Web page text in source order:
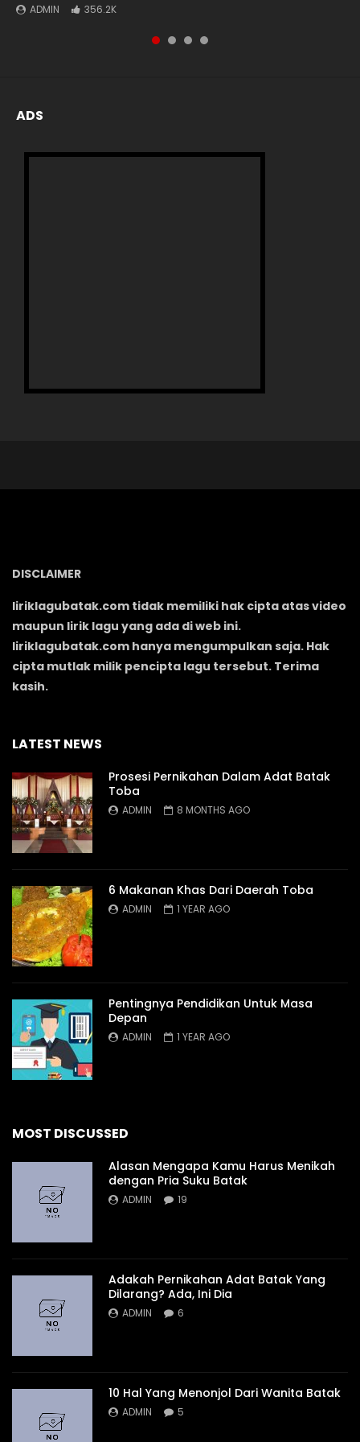
ADMIN 356.2K
ADMIN 72.6K
ADMIN 73
ADMIN 2
ADS
DISCLAIMER
liriklagubatak.com tidak memiliki hak cipta atas video
maupun lirik lagu yang ada di web ini.
liriklagubatak.com hanya mengumpulkan saja. Hak
cipta mutlak milik pencipta lagu tersebut. Terima
kasih.
LATEST NEWS
Prosesi Pernikahan Dalam Adat Batak
Toba
ADMIN 8 MONTHS AGO
6 Makanan Khas Dari Daerah Toba
ADMIN 1 YEAR AGO
Pentingnya Pendidikan Untuk Masa
Depan
ADMIN 1 YEAR AGO
MOST DISCUSSED
Alasan Mengapa Kamu Harus Menikah
dengan Pria Suku Batak
ADMIN 19
Adakah Pernikahan Adat Batak Yang
Dilarang? Ada, Ini Dia
ADMIN 6
10 Hal Yang Menonjol Dari Wanita Batak
ADMIN 5